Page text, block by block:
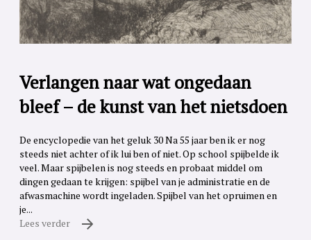
Verlangen naar wat ongedaan
bleef – de kunst van het nietsdoen
De encyclopedie van het geluk 30 Na 55 jaar ben ik er nog
steeds niet achter of ik lui ben of niet. Op school spijbelde ik
veel. Maar spijbelen is nog steeds en probaat middel om
dingen gedaan te krijgen: spijbel van je administratie en de
afwasmachine wordt ingeladen. Spijbel van het opruimen en
je...
Lees verder